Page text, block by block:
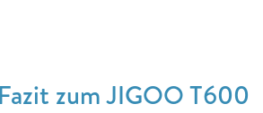
zum JIGOO T600